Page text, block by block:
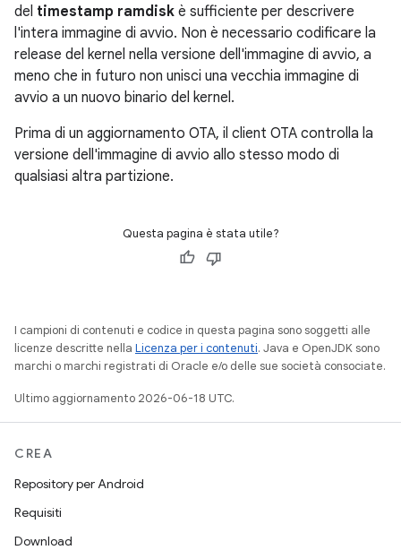
del timestamp ramdisk è sufficiente per descrivere
l'intera immagine di avvio. Non è necessario codificare la
release del kernel nella versione dell'immagine di avvio, a
meno che in futuro non unisci una vecchia immagine di
avvio a un nuovo binario del kernel.
Prima di un aggiornamento OTA, il client OTA controlla la
versione dell'immagine di avvio allo stesso modo di
qualsiasi altra partizione.
Questa pagina è stata utile?
I campioni di contenuti e codice in questa pagina sono soggetti alle
licenze descritte nella Licenza per i contenuti. Java e OpenJDK sono
marchi o marchi registrati di Oracle e/o delle sue società consociate.
Ultimo aggiornamento 2026-06-18 UTC.
CREA
Repository per Android
Requisiti
Download